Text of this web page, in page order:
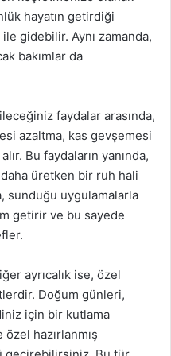
hayatın getirdiği
gidebilir. Aynı zamanda,
bakımlar da
faydalar arasında,
azaltma, kas gevşemesi
Bu faydaların yanında,
üretken bir ruh hali
sunduğu uygulamalarla
getirir ve bu sayede
ayrıcalık ise, özel
Doğum günleri,
için bir kutlama
hazırlanmış